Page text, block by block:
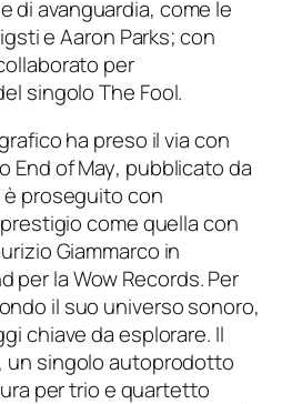
di avanguardia, come le
e Aaron Parks; con
per
singoloThe Fool.
ha preso il via con
End of May, pubblicato da
è proseguito con
come quella con
Giammarco in
per la Wow Records. Per
il suo universo sonoro,
chiave da esplorare. Il
, un singolo autoprodotto
per trio e quartetto